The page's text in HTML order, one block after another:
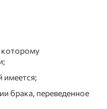
которому
имеется;
брака, переведенное